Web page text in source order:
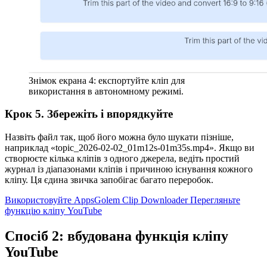
Знімок екрана 4: експортуйте кліп для
використання в автономному режимі.
Крок 5. Збережіть і впорядкуйте
Назвіть файл так, щоб його можна було шукати пізніше,
наприклад «topic_2026-02-02_01m12s-01m35s.mp4». Якщо ви
створюєте кілька кліпів з одного джерела, ведіть простий
журнал із діапазонами кліпів і причиною існування кожного
кліпу. Ця єдина звичка запобігає багато переробок.
Використовуйте AppsGolem Clip DownloaderПерегляньте
функцію кліпу YouTube
Спосіб 2: вбудована функція кліпу
YouTube